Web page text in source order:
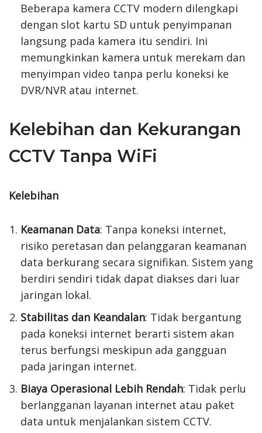
Beberapa kamera CCTV modern dilengkapi
dengan slot kartu SD untuk penyimpanan
langsung pada kamera itu sendiri. Ini
memungkinkan kamera untuk merekam dan
menyimpan video tanpa perlu koneksi ke
DVR/NVR atau internet.
Kelebihan dan Kekurangan
CCTV Tanpa WiFi
Kelebihan
Keamanan Data: Tanpa koneksi internet,
risiko peretasan dan pelanggaran keamanan
data berkurang secara signifikan. Sistem yang
berdiri sendiri tidak dapat diakses dari luar
jaringan lokal.
Stabilitas dan Keandalan: Tidak bergantung
pada koneksi internet berarti sistem akan
terus berfungsi meskipun ada gangguan
pada jaringan internet.
Biaya Operasional Lebih Rendah: Tidak perlu
berlangganan layanan internet atau paket
data untuk menjalankan sistem CCTV.